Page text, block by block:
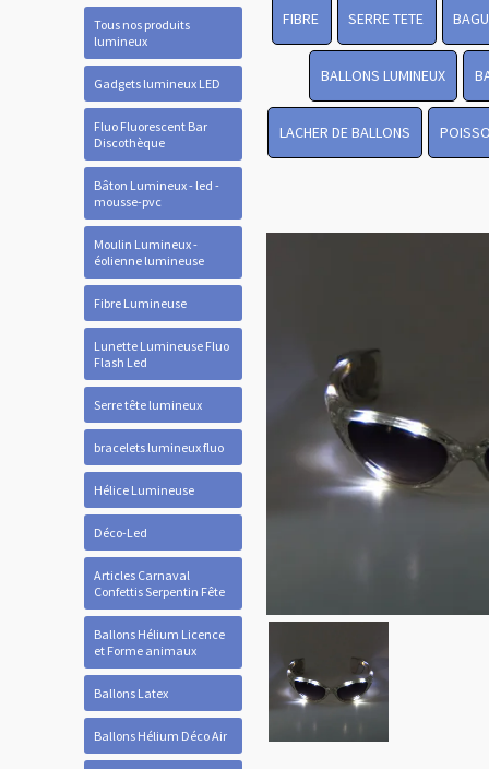
Tous nos produits
lumineux
Gadgets lumineux LED
Fluo Fluorescent Bar
Discothèque
Bâton Lumineux - led -
mousse-pvc
Moulin Lumineux -
éolienne lumineuse
Fibre Lumineuse
Lunette Lumineuse Fluo
Flash Led
Serre tête lumineux
bracelets lumineux fluo
Hélice Lumineuse
Déco-Led
Articles Carnaval
Confettis Serpentin Fête
Ballons Hélium Licence
et Forme animaux
Ballons Latex
Ballons Hélium Déco Air
FIBRE SERRE TETE
BALLONS LUMINEUX
LACHER DE BALLONS